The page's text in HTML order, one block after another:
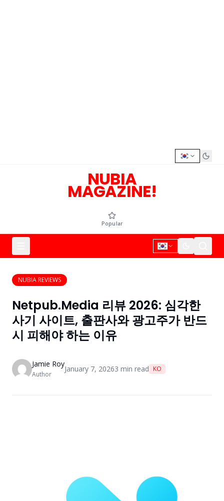
NUBIA
MAGAZINE!
Popular
NUBIA REVIEWS
Netpub.Media 리뷰 2026: 심각한
사기 사이트, 출판사와 광고주가 반드
시 피해야 하는 이유
Jamie Roy
Author
January 7, 20263 min read KO